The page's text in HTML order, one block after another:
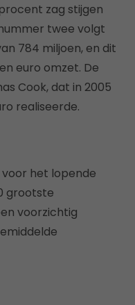
zag stijgen
twee volgt
784 miljoen, en dit
euro omzet. De
Cook, dat in 2005
realiseerde.
het lopende
grootste
voorzichtig